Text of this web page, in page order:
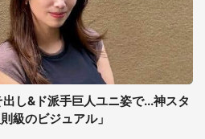
し&ド派手巨人ユニ姿で...神スタ
級のビジュアル」